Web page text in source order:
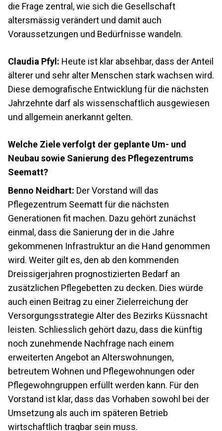
die Frage zentral, wie sich die Gesellschaft
altersmässig verändert und damit auch
Voraussetzungen und Bedürfnisse wandeln.
Claudia Pfyl: Heute ist klar absehbar, dass der Anteil
älterer und sehr alter Menschen stark wachsen wird.
Diese demografische Entwicklung für die nächsten
Jahrzehnte darf als wissenschaftlich ausgewiesen
und allgemein anerkannt gelten.
Welche Ziele verfolgt der geplante Um- und
Neubau sowie Sanierung des Pflegezentrums
Seematt?
Benno Neidhart: Der Vorstand will das
Pflegezentrum Seematt für die nächsten
Generationen fit machen. Dazu gehört zunächst
einmal, dass die Sanierung der in die Jahre
gekommenen Infrastruktur an die Hand genommen
wird. Weiter gilt es, den ab den kommenden
Dreissigerjahren prognostizierten Bedarf an
zusätzlichen Pflegebetten zu decken. Dies würde
auch einen Beitrag zu einer Zielerreichung der
Versorgungsstrategie Alter des Bezirks Küssnacht
leisten. Schliesslich gehört dazu, dass die künftig
noch zunehmende Nachfrage nach einem
erweiterten Angebot an Alterswohnungen,
betreutem Wohnen und Pflegewohnungen oder
Pflegewohngruppen erfüllt werden kann. Für den
Vorstand ist klar, dass das Vorhaben sowohl bei der
Umsetzung als auch im späteren Betrieb
wirtschaftlich tragbar sein muss.